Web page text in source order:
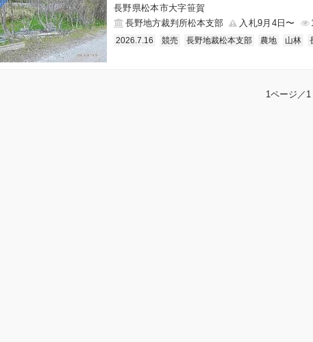
長野県松本市大字笹賀
長野地方裁判所松本支部
入札9月4日〜
2026.7.16 競売 長野地裁松本支部 農地 山林
1ページ／1